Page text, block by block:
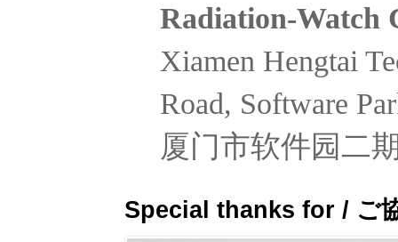
Radiation-Watch
Xiamen Hengtai
Road, Software
厦门市软件园二
Special thanks for / ご